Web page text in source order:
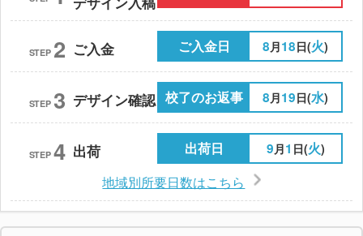
STEP 2 ご入金 ご入金日 8月18日(火)
STEP 3 デザイン確認 校了のお返事 8月19日(水)
STEP 4 出荷 出荷日 9月1 日(火)
地域別所要日数はこちら